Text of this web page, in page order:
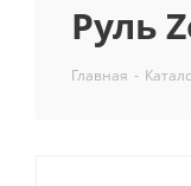
Руль
Главная -